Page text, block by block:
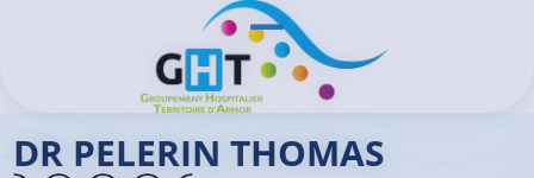
Ouvrir/Fermer le menu
>Dr PELERIN Thomas
DR PELERIN THOMAS
Panneau de gestion des cookies